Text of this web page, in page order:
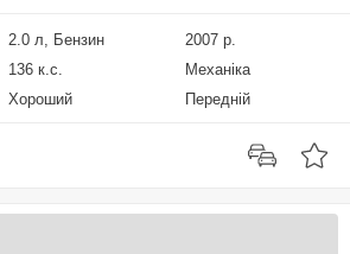
2.0 л, Бензин
2007 р.
136 к.с.
Механіка
Хороший Передній